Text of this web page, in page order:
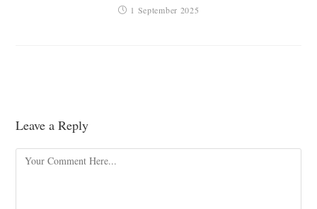
1 September 2025
Leave a Reply